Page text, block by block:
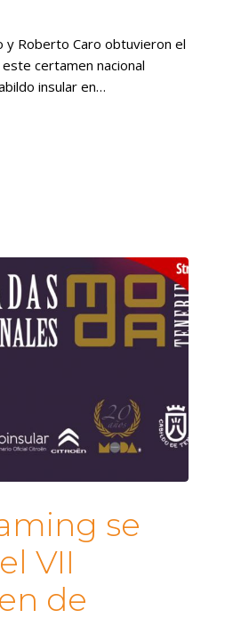
y Roberto Caro obtuvieron el
certamen nacional
insular en…
se
VII
de